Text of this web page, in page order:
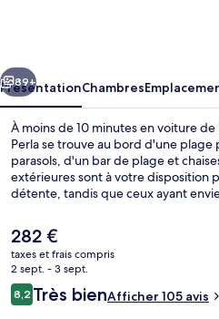
Suivant
89+
PrésentationChambres
À moins de 10 minutes en voiture
Perla se trouve au bord d'une
parasols, d'un bar de plage et
extérieures sont à votre disposition
détente, tandis que ceux ayant
un service de manucure et
comprennent 2 restaurants, tandis
parfait pour prendre un verre. Parmi
cet hébergement figurent un bar en
extérieure en saison, et une piscine
Le
prix
actuel
est
de
282 €
taxes et frais compris
2 sept. - 3 sept.
Avis
voyageurs
8,28,2 sur 10
Très bienAfficher 105 avis